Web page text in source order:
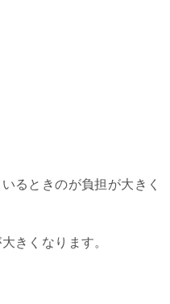
るときのが負担が大きく
きくなります。